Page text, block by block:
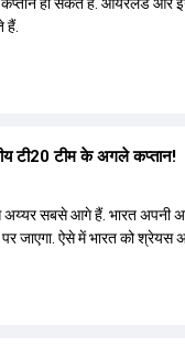
हैं.
टी20 टीम के अगले कप्तान!
अय्यर सबसे आगे हैं. भारत अपनी
जाएगा. ऐसे में भारत को श्रेयस